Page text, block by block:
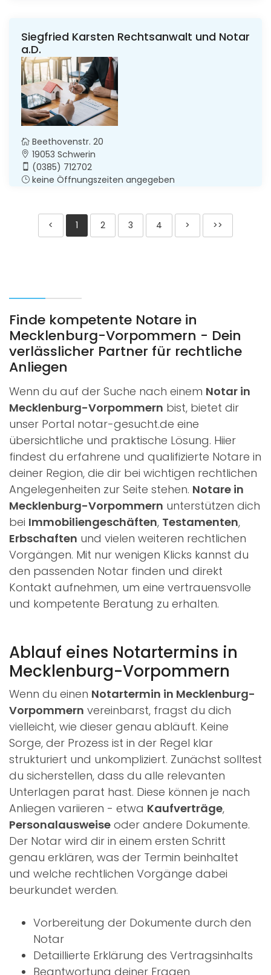
Siegfried Karsten Rechtsanwalt und Notar
a.D.
Beethovenstr. 20
19053 Schwerin
(0385) 712702
keine Öffnungszeiten angegeben
< 1 2 3 4 > >>
Finde kompetente Notare in
Mecklenburg-Vorpommern - Dein
verlässlicher Partner für rechtliche
Anliegen
Wenn du auf der Suche nach einem Notar in
Mecklenburg-Vorpommern bist, bietet dir
unser Portal notar-gesucht.de eine
übersichtliche und praktische Lösung. Hiier
findest du erfahrene und qualifizierte Notare in
deiner Region, die dir bei wichtigen rechtlichen
Angelegenheiten zur Seite stehen. Notare in
Mecklenburg-Vorpommern unterstützen dich
bei Immobiliengeschäften, Testamenten,
Erbschaften und vielen weiteren rechtlichen
Vorgängen. Mit nur wenigen Klicks kannst du
den passenden Notar finden und direkt
Kontakt aufnehmen, um eine vertrauensvolle
und kompetente Beratung zu erhalten.
Ablauf eines Notartermins in
Mecklenburg-Vorpommern
Wenn du einen Notartermin in Mecklenburg-
Vorpommern vereinbarst, fragst du dich
vielleicht, wie dieser genau abläuft. Keine
Sorge, der Prozess ist in der Regel klar
strukturiert und unkompliziert. Zunächst solltest
du sicherstellen, dass du alle relevanten
Unterlagen parat hast. Diese können je nach
Anliegen variieren - etwa Kaufverträge,
Personalausweise oder andere Dokumente.
Der Notar wird dir in einem ersten Schritt
genau erklären, was der Termin beinhaltet
und welche rechtlichen Vorgänge dabei
beurkundet werden.
Vorbereitung der Dokumente durch den
Notar
Detaillierte Erklärung des Vertragsinhalts
Beantwortung deiner Fragen